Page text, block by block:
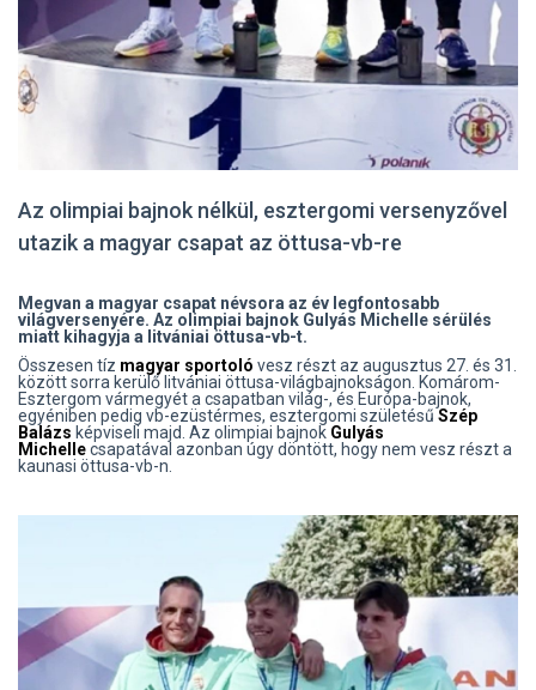
Az olimpiai bajnok nélkül, esztergomi versenyzővel
utazik a magyar csapat az öttusa-vb-re
Megvan a magyar csapat névsora az év legfontosabb
világversenyére. Az olimpiai bajnok Gulyás Michelle sérülés
miatt kihagyja a litvániai öttusa-vb-t.
Összesen tíz magyar sportoló vesz részt az augusztus 27. és 31.
között sorra kerülő litvániai öttusa-világbajnokságon. Komárom-
Esztergom vármegyét a csapatban világ-, és Európa-bajnok,
egyéniben pedig vb-ezüstérmes, esztergomi születésű Szép
Balázs képviseli majd. Az olimpiai bajnok Gulyás
Michellecsapatával azonban úgy döntött, hogy nem vesz részt a
kaunasi öttusa-vb-n.